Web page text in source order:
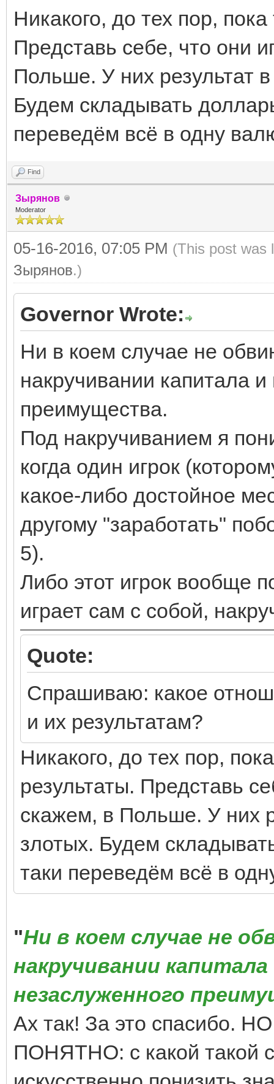
Никакого, до тех пор,
Представь себе, что они
Польше. У них результат
Будем складывать
переведём всё в одну
Find
Зырянов
Moderator
05-16-2016, 07:05 PM (This post was
Зырянов.)
Governor Wrote:
Ни в коем случае не
накручивании капитала
преимущества.
Под накручиванием я
когда один игрок
какое-либо достойное
другому "заработать"
5).
Либо этот игрок вообще
играет сам с собой,
Quote:
Спрашиваю: какое
и их результатам?
Никакого, до тех пор,
результаты. Представь
скажем, в Польше. У них
злотых. Будем
таки переведём всё в
"Ни в коем случае не
накручивании
незаслуженного
Ах так! За это
ПОНЯТНО: с какой такой